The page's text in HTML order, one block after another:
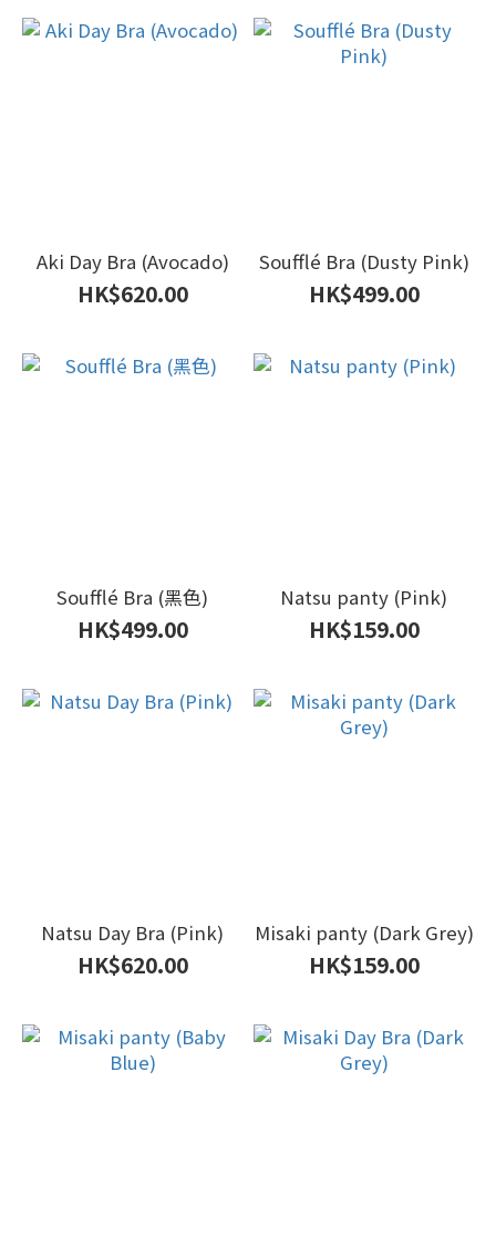
Aki Day Bra (Avocado)
HK$620.00
Soufflé Bra (Dusty Pink)
HK$499.00
Soufflé Bra (黑色)
HK$499.00
Natsu panty (Pink)
HK$159.00
Natsu Day Bra (Pink)
HK$620.00
Misaki panty (Dark Grey)
HK$159.00